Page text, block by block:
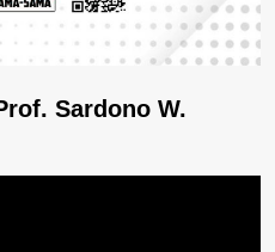
Sardono W.